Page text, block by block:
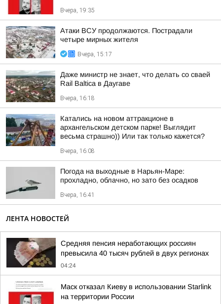
Вчера, 19:35
Атаки ВСУ продолжаются. Пострадали
четыре мирных жителя
Вчера, 15:17
Даже министр не знает, что делать со сваей
Rail Baltica в Даугаве
Вчера, 16:18
Катались на новом аттракционе в
архангельском детском парке! Выглядит
весьма страшно)) Или так только кажется?
Вчера, 16:08
Погода на выходные в Нарьян-Маре:
прохладно, облачно, но зато без осадков
Вчера, 16:41
ЛЕНТА НОВОСТЕЙ
Средняя пенсия неработающих россиян
превысила 40 тысяч рублей в двух регионах
04:24
Маск отказал Киеву в использовании Starlink
на территории России